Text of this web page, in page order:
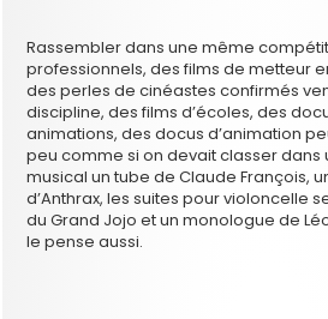
Rassembler dans une même
professionnels, des films de metteur
des perles de cinéastes confirmés
discipline, des films d’écoles, des
animations, des docus d’animation
peu comme si on devait classer
musical un tube de Claude François,
d’Anthrax, les suites pour violoncelle
du Grand Jojo et un monologue de
le pense aussi.